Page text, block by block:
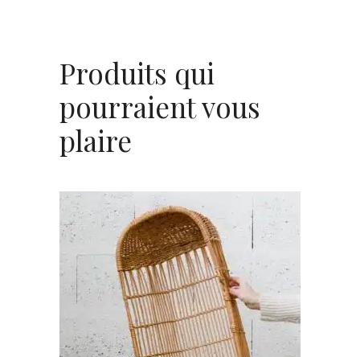
Produits qui
pourraient vous
plaire
AJOUTER AU PANIER